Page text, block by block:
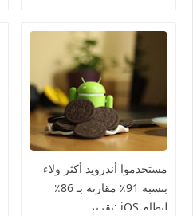
مستخدموا أندرويد أكثر ولاء
بنسبة 91٪ مقارنة بـ 86٪
لنظام iOS :تقرير